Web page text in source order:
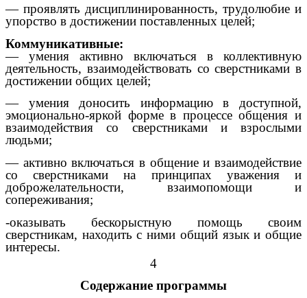
— проявлять дисциплинированность, трудолюбие и
упорство в достижении поставленных целей;
Коммуникативные:
— умения активно включаться в коллективную
деятельность, взаимодействовать со сверстниками в
достижении общих целей;
— умения доносить информацию в доступной,
эмоционально-яркой форме в процессе общения и
взаимодействия со сверстниками и взрослыми
людьми;
— активно включаться в общение и взаимодействие
со сверстниками на принципах уважения и
доброжелательности, взаимопомощи и
сопереживания;
-оказывать бескорыстную помощь своим
сверстникам, находить с ними общий язык и общие
интересы.
4
Содержание программы